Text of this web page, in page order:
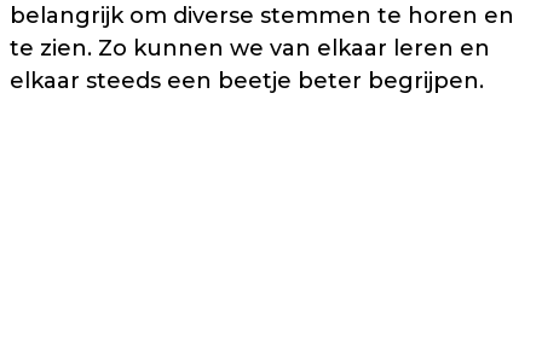
belangrijk om diverse stemmen te horen en
te zien. Zo kunnen we van elkaar leren en
elkaar steeds een beetje beter begrijpen.